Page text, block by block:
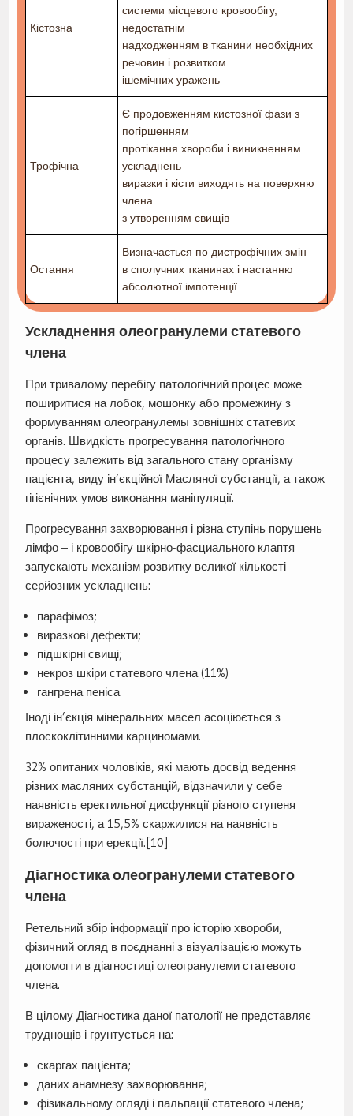
Кістозна
системи місцевого кровообігу,
недостатнім
надходженням в тканини необхідних
речовин і розвитком
ішемічних уражень
Трофічна
Є продовженням кистозної фази з
погіршенням
протікання хвороби і виникненням
ускладнень –
виразки і кісти виходять на поверхню
члена
з утворенням свищів
Остання
Визначається по дистрофічних змін
в сполучних тканинах і настанню
абсолютної імпотенції
Ускладнення олеогранулеми статевого
члена
При тривалому перебігу патологічний процес може
поширитися на лобок, мошонку або промежину з
формуванням олеогранулемы зовнішніх статевих
органів. Швидкість прогресування патологічного
процесу залежить від загального стану організму
пацієнта, виду ін’єкційної Масляної субстанції, а також
гігієнічних умов виконання маніпуляції.
Прогресування захворювання і різна ступінь порушень
лімфо – і кровообігу шкірно-фасциального клаптя
запускають механізм розвитку великої кількості
серйозних ускладнень:
парафімоз;
виразкові дефекти;
підшкірні свищі;
некроз шкіри статевого члена (11%)
гангрена пеніса.
Іноді ін’єкція мінеральних масел асоціюється з
плоскоклітинними карциномами.
32% опитаних чоловіків, які мають досвід ведення
різних масляних субстанцій, відзначили у себе
наявність еректильної дисфункції різного ступеня
вираженості, а 15,5% скаржилися на наявність
болючості при ерекції.[10]
Діагностика олеогранулеми статевого
члена
Ретельний збір інформації про історію хвороби,
фізичний огляд в поєднанні з візуалізацією можуть
допомогти в діагностиці олеогранулеми статевого
члена.
В цілому Діагностика даної патології не представляє
труднощів і грунтується на:
скаргах пацієнта;
даних анамнезу захворювання;
фізикальному огляді і пальпації статевого члена;